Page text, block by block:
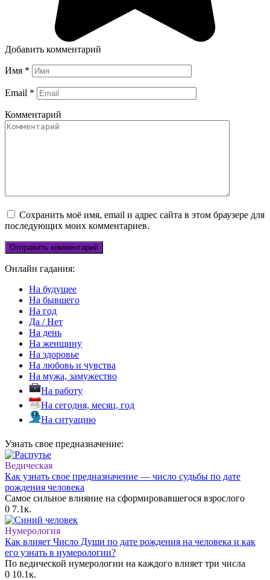
Добавить комментарий
Имя *
Email *
Комментарий
Сохранить моё имя, email и адрес сайта в этом браузере для
последующих моих комментариев.
Онлайн гадания:
На будущее
На бывшего
На год
Да / Нет
На день
На женщину
На здоровье
На любовь и чувства
На мужа, замужество
На работу
На сегодня, месяц, год
На ситуацию
Узнать свое предназначение:
Ведическая
Как узнать свое предназначение — число судьбы по дате
рождения человека
Самое сильное влияние на сформировавшегося взрослого
0 7.1к.
Нумерология
Как влияет Число Души по дате рождения на человека и как
его узнать в нумерологии?
По ведической нумерологии на каждого влияет три числа
0 10.1к.